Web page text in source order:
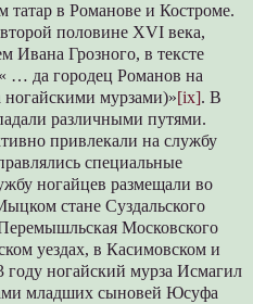
татар в Романове и Костроме.
половине XVI века,
Ивана Грозного, в тексте
« … да городец Романов на
мурзами)»[ix]. В
различными путями.
привлекали на службу
специальные
ногайцев размещали во
стане Суздальского
Московского
уездах, в Касимовском и
году ногайский мурза Исмагил
младших сыновей Юсуфа